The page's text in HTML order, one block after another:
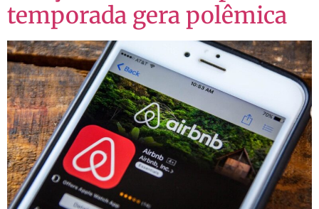
temporada gera polêmica